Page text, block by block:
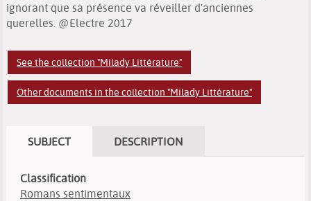
ignorant que sa présence va réveiller d'anciennes
querelles. @Electre 2017
See the collection "Milady Littérature"
Other documents in the collection "Milady Littérature"
SUBJECT DESCRIPTION
Classification
Romans sentimentaux